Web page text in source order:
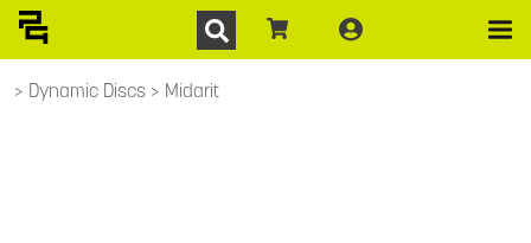
Dynamic Discs Midarit